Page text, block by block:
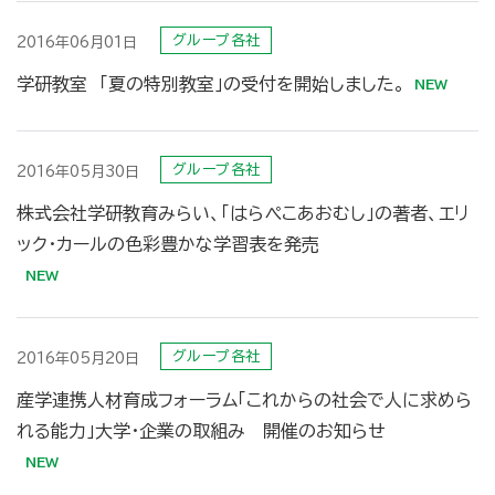
2016年06月01日 グループ各社
学研教室 「夏の特別教室」の受付を開始しました。
2016年05月30日 グループ各社
株式会社学研教育みらい、「はらぺこあおむし」の著者、エリ
ック・カールの色彩豊かな学習表を発売
2016年05月20日 グループ各社
産学連携人材育成フォーラム「これからの社会で人に求めら
れる能力」大学・企業の取組み 開催のお知らせ